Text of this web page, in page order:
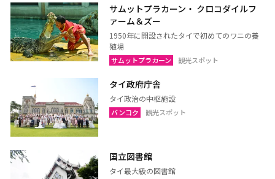
ペッチャブリー
プラチュアップキリカン
ラーチャブリー
サムットサーコーン
サラブリー
プーケット
サムイ島（スラーターニ
クラビ
パンガー
サムットプラカーン・ クロコダイルフ
ァーム＆ズー
1950年に開設されたタイで初めてのワニの養
殖場
サムットプラカーン 観光スポット
タイ政府庁舎
タイ政治の中枢施設
バンコク 観光スポット
国立図書館
タイ最大級の図書館